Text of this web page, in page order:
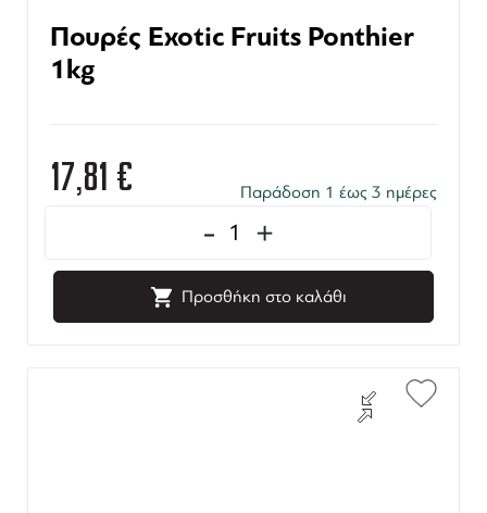
Πουρές Exotic Fruits Ponthier
1kg
17,81 € Παράδοση 1 έως 3 ημέρες
- +
Προσθήκη στο καλάθι